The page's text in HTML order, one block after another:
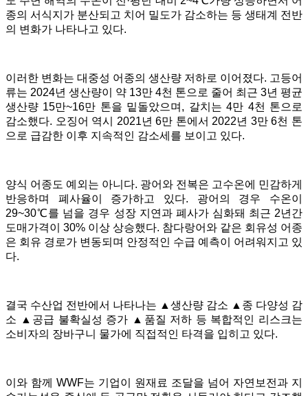
종의 서식지가 분산되고 치어 밀도가 감소하는 등 생태계 전반
의 변화가 나타나고 있다.
이러한 변화는 대중성 어종의 생산량 저하로 이어졌다. 고등어
류는 2024년 생산량이 약 13만 4천 톤으로 줄어 최근 3년 평균
생산량 15만~16만 톤을 밑돌았으며, 갈치는 4만 4천 톤으로
감소했다. 오징어 역시 2021년 6만 톤에서 2022년 3만 6천 톤
으로 급감한 이후 지속적인 감소세를 보이고 있다.
양식 어종도 예외는 아니다. 광어와 전복은 고수온에 민감하게
반응하며 폐사율이 증가하고 있다. 광어의 경우 수온이
29~30℃를 넘을 경우 성장 지연과 폐사가 심화돼 최근 2년간
도매가격이 30% 이상 상승했다. 참다랑어와 같은 회유성 어종
은 회유 경로가 변동되며 안정적인 수급 예측이 어려워지고 있
다.
결국 수산업 전반에서 나타나는 ▲생산량 감소 ▲종 다양성 감
소 ▲공급 불확실성 증가 ▲품질 저하 등 복합적인 리스크는
소비자의 장바구니 물가에 직접적인 타격을 입히고 있다.
이와 함께 WWF는 기업이 원재료 조달을 넘어 자연보전과 지